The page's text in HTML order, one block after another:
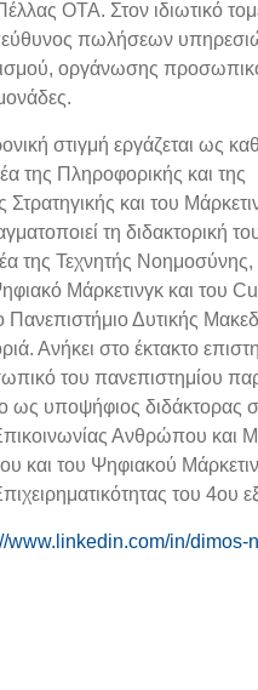
ΟΤΑ. Στον ιδιωτικό
πωλήσεων
οργάνωσης
στιγμή εργάζεται ως
της Πληροφορικής και της
Στρατηγικής και του
τη διδακτορική
της Τεχνητής
Μάρκετινγκ και του
Δυτικής
Ανήκει στο έκτακτο
του πανεπιστημίου
ως υποψήφιος διδάκτορας
Ανθρώπου και
και του Ψηφιακού
του 4ου
www.linkedin.com/in/dimos-